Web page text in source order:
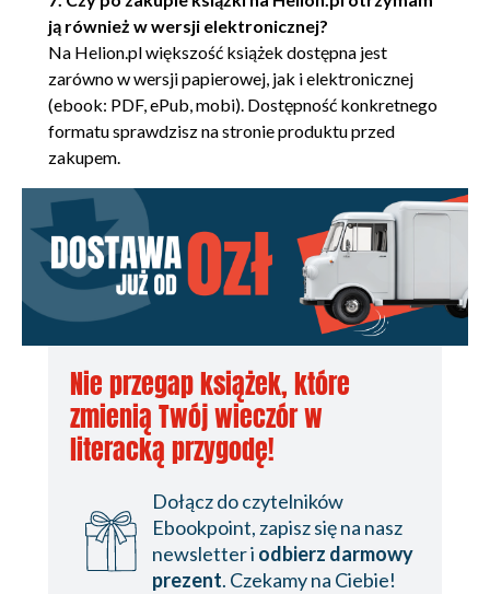
Instalacja (103)
Pierwsza aplikacja (104)
Tworzenie aplikacji w Sencha Touch 2
(106)
Pierwszy model (114)
Pierwszy kontroler (117)
Pierwszy widok (119)
Testowanie aplikacji (121)
Rozdział 6. Zapewnienie prywatności i ograniczenie
dostępu dla niektórych aplikacji (123)
Budowa serwera OAuth2 (125)
Rozszerzenie back-endu o funkcjonalność OAuth2
(126)
Aplikacja napisana w Angularze jako klient OAuth2
(129)
Aplikacja napisana w Sencha Touch jako klient
ją również w wersji elektronicznej?
Na Helion.pl większość książek dostępna jest
zarówno w wersji papierowej, jak i elektronicznej
(ebook: PDF, ePub, mobi). Dostępność konkretnego
formatu sprawdzisz na stronie produktu przed
zakupem.
Nie przegap książek, które
zmienią Twój wieczór w
literacką przygodę!
Dołącz do czytelników
Ebookpoint, zapisz się na nasz
newsletter i odbierz darmowy
prezent. Czekamy na Ciebie!